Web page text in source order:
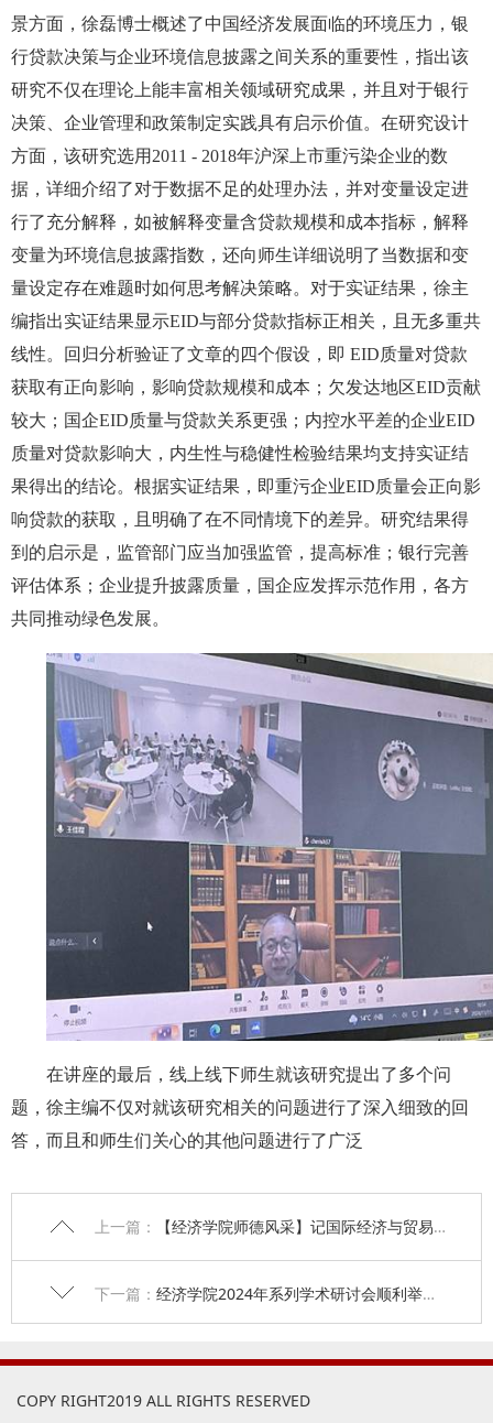
景方面，徐磊博士概述了中国经济发展面临的环境压力，银
行贷款决策与企业环境信息披露之间关系的重要性，指出该
研究不仅在理论上能丰富相关领域研究成果，并且对于银行
决策、企业管理和政策制定实践具有启示价值。在研究设计
方面，该研究选用2011 - 2018年沪深上市重污染企业的数
据，详细介绍了对于数据不足的处理办法，并对变量设定进
行了充分解释，如被解释变量含贷款规模和成本指标，解释
变量为环境信息披露指数，还向师生详细说明了当数据和变
量设定存在难题时如何思考解决策略。对于实证结果，徐主
编指出实证结果显示EID与部分贷款指标正相关，且无多重共
线性。回归分析验证了文章的四个假设，即 EID质量对贷款
获取有正向影响，影响贷款规模和成本；欠发达地区EID贡献
较大；国企EID质量与贷款关系更强；内控水平差的企业EID
质量对贷款影响大，内生性与稳健性检验结果均支持实证结
果得出的结论。根据实证结果，即重污企业EID质量会正向影
响贷款的获取，且明确了在不同情境下的差异。研究结果得
到的启示是，监管部门应当加强监管，提高标准；银行完善
评估体系；企业提升披露质量，国企应发挥示范作用，各方
共同推动绿色发展。
在讲座的最后，线上线下师生就该研究提出了多个问
题，徐主编不仅对就该研究相关的问题进行了深入细致的回
答，而且和师生们关心的其他问题进行了广泛
上一篇： 【经济学院师德风采】记国际经济与贸易系教师段琳
下一篇： 经济学院2024年系列学术研讨会顺利举行——澳大利亚南澳大学商学院金融学高级讲师徐磊博士作题为《Supply chain finance and firm diversification:Evidence from China》的学术报告
COPY RIGHT2019 ALL RIGHTS RESERVED